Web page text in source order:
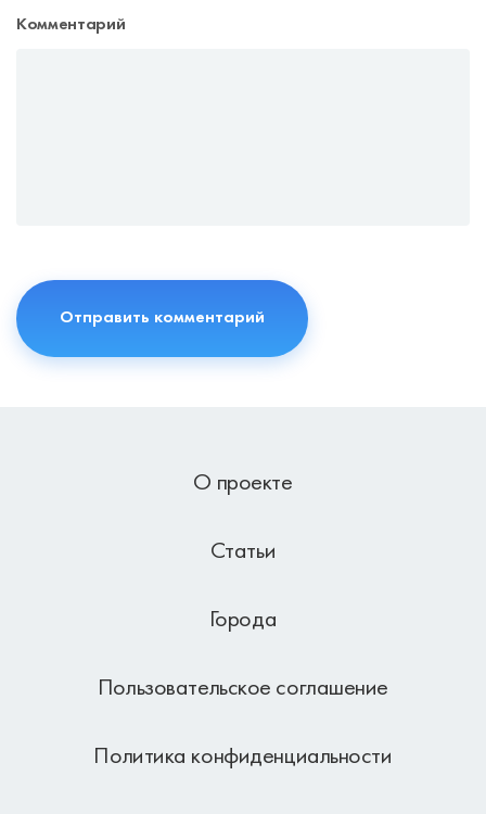
Комментарий
О проекте
Статьи
Города
Пользовательское соглашение
Политика конфиденциальности